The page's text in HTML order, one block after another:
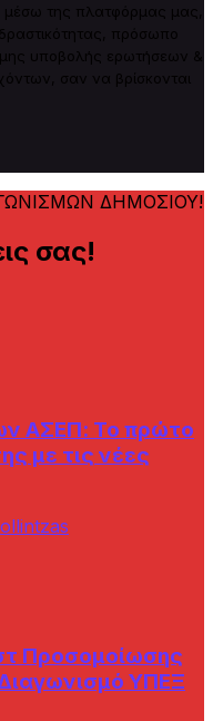
μέσω της πλατφόρμας μας,
πρόσωπο
υποβολής ερωτήσεων &
σαν να βρίσκονται
ΔΗΜΟΣΙΟΥ!
σας!
AΣΕΠ: Το πρώτο
με τις νέες
Προσομοίωσης
ΥΠΕΞ